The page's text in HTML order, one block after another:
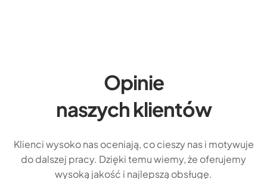
Opinie
naszych klientów
Klienci wysoko nas oceniają, co cieszy nas i motywuje
do dalszej pracy. Dzięki temu wiemy, że oferujemy
wysoką jakość i najlepszą obsługę.